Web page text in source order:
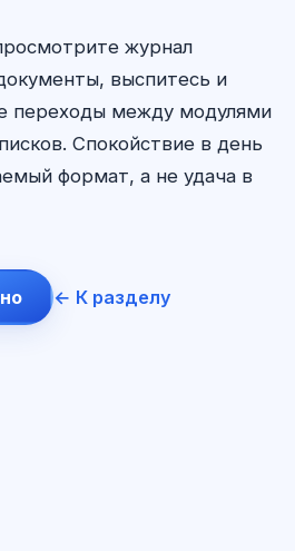
журнал
выспитесь и
переходы между модулями
Спокойствие в день
формат, а не удача в
← К разделу